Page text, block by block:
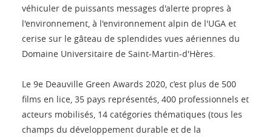
véhiculer de puissants messages d'alerte propres à
l'environnement, à l'environnement alpin de l'UGA et
cerise sur le gâteau de splendides vues aériennes du
Domaine Universitaire de Saint-Martin-d'Hères.
Le 9e Deauville Green Awards 2020, c’est plus de 500
films en lice, 35 pays représentés, 400 professionnels et
acteurs mobilisés, 14 catégories thématiques (tous les
champs du développement durable et de la